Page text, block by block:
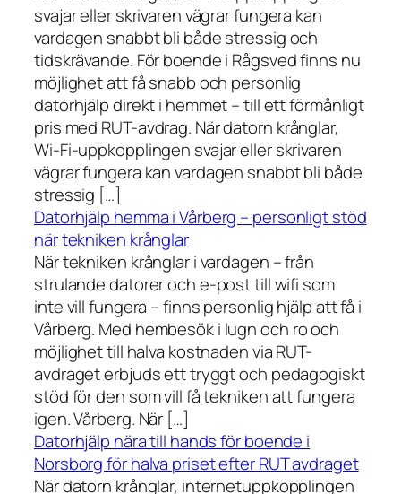
svajar eller skrivaren vägrar fungera kan
vardagen snabbt bli både stressig och
tidskrävande. För boende i Rågsved finns nu
möjlighet att få snabb och personlig
datorhjälp direkt i hemmet – till ett förmånligt
pris med RUT-avdrag. När datorn krånglar,
Wi-Fi-uppkopplingen svajar eller skrivaren
vägrar fungera kan vardagen snabbt bli både
stressig […]
Datorhjälp hemma i Vårberg – personligt stöd
när tekniken krånglar
När tekniken krånglar i vardagen – från
strulande datorer och e-post till wifi som
inte vill fungera – finns personlig hjälp att få i
Vårberg. Med hembesök i lugn och ro och
möjlighet till halva kostnaden via RUT-
avdraget erbjuds ett tryggt och pedagogiskt
stöd för den som vill få tekniken att fungera
igen. Vårberg. När […]
Datorhjälp nära till hands för boende i
Norsborg för halva priset efter RUT avdraget
När datorn krånglar, internetuppkopplingen